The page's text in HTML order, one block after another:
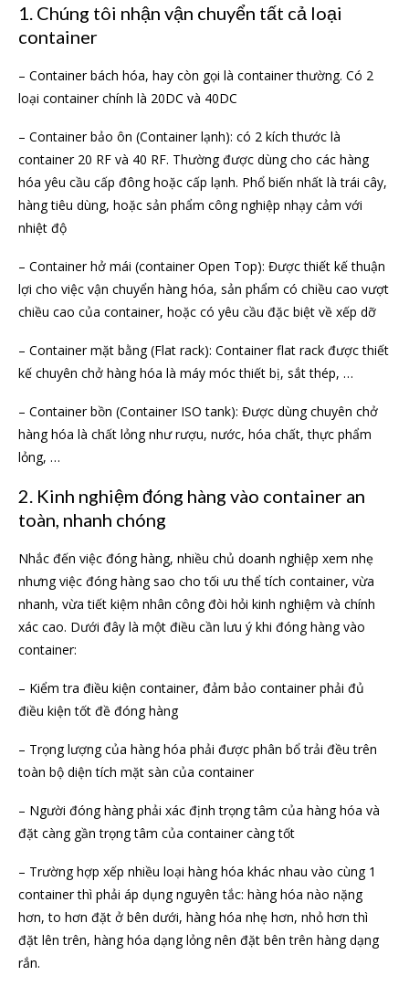
1. Chúng tôi nhận vận chuyển tất cả loại
container
– Container bách hóa, hay còn gọi là container thường. Có 2
loại container chính là 20DC và 40DC
– Container bảo ôn (Container lạnh): có 2 kích thước là
container 20 RF và 40 RF. Thường được dùng cho các hàng
hóa yêu cầu cấp đông hoặc cấp lạnh. Phổ biến nhất là trái cây,
hàng tiêu dùng, hoặc sản phẩm công nghiệp nhạy cảm với
nhiệt độ
– Container hở mái (container Open Top): Được thiết kế thuận
lợi cho việc vận chuyển hàng hóa, sản phẩm có chiều cao vượt
chiều cao của container, hoặc có yêu cầu đặc biệt về xếp dỡ
– Container mặt bằng (Flat rack): Container flat rack được thiết
kế chuyên chở hàng hóa là máy móc thiết bị, sắt thép, …
– Container bồn (Container ISO tank): Được dùng chuyên chở
hàng hóa là chất lỏng như rượu, nước, hóa chất, thực phẩm
lỏng, …
2. Kinh nghiệm đóng hàng vào container an
toàn, nhanh chóng
Nhắc đến việc đóng hàng, nhiều chủ doanh nghiệp xem nhẹ
nhưng việc đóng hàng sao cho tối ưu thể tích container, vừa
nhanh, vừa tiết kiệm nhân công đòi hỏi kinh nghiệm và chính
xác cao. Dưới đây là một điều cần lưu ý khi đóng hàng vào
container:
– Kiểm tra điều kiện container, đảm bảo container phải đủ
điều kiện tốt đề đóng hàng
– Trọng lượng của hàng hóa phải được phân bổ trải đều trên
toàn bộ diện tích mặt sàn của container
– Người đóng hàng phải xác định trọng tâm của hàng hóa và
đặt càng gần trọng tâm của container càng tốt
– Trường hợp xếp nhiều loại hàng hóa khác nhau vào cùng 1
container thì phải áp dụng nguyên tắc: hàng hóa nào nặng
hơn, to hơn đặt ở bên dưới, hàng hóa nhẹ hơn, nhỏ hơn thì
đặt lên trên, hàng hóa dạng lỏng nên đặt bên trên hàng dạng
rắn.